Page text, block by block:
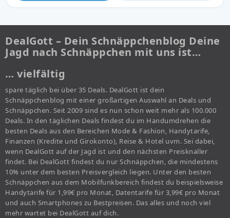
DealGott – Dein Schnäppchenblog Deine
Jagd nach Schnäppchen mit uns ist…
… vielfältig
spare täglich bei über 35 Deals. DealGott ist dein
Schnäppchenblog mit einer großartigen Auswahl an Deals und
Schnäppchen. Seit 2009 sind es nun schon weit mehr als 100.000
Deals. In den täglichen Deals findest du im Handumdrehen die
besten Deals aus den Bereichen Mode & Fashion, Handytarife,
Finanzen (Kredite und Girokonto), Reise & Hotel uvm. Sei dabei,
wenn DealGott auf der Jagd ist und den nächsten Preisknaller
findet. Bei DealGott findest du nur Schnäppchen, die mindestens
10% unter dem besten Preisvergleich liegen. Unter den besten
Schnäppchen aus dem Mobilfunkbereich findest du beispielsweise
Handytarife für 1,99€ pro Monat, Datentarife für 3,99€ pro Monat
und auch Smartphones zu Bestpreisen. Das alles und noch viel
mehr wartet bei DealGott auf dich.